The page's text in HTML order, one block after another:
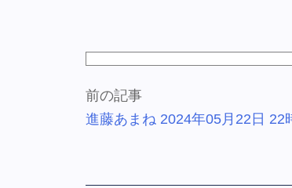
前の記事
進藤あまね 2024年05月22日 22